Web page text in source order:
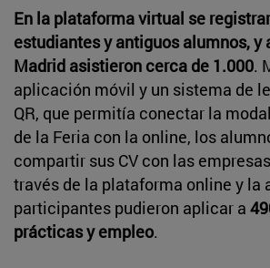
En la plataforma virtual se
estudiantes y antiguos alumnos, y
Madrid asistieron cerca de 1.000.
aplicación móvil y un sistema de
QR, que permitía conectar la
de la Feria con la online, los
compartir sus CV con las
través de la plataforma online y la
participantes pudieron aplicar a
prácticas y empleo.